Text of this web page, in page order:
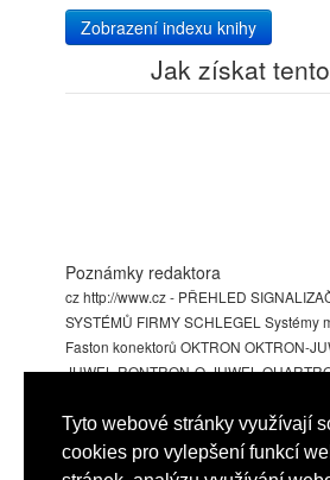
Tyto webové stránky využívají
cookies pro vylepšení funkcí
Zobrazení indexu knihy
Jak získat
Poznámky redaktora
cz http://www.cz - PŘEHLED
SYSTÉMŮ FIRMY SCHLEGEL
Faston konektorů OKTRON OKTRON-
JUWEL RONTRON-Q-JUWEL
M DUX-Basic RVA DUX-Standard
KOMBITAST-R .ghvtrading.GHV
541 235 532-4 Fax: 541 235 387